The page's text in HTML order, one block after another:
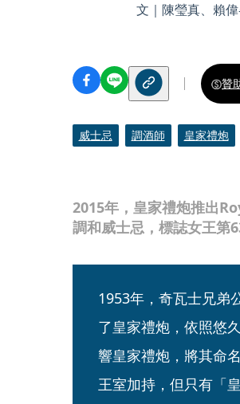
2015年，皇家禮炮推出
調和威士忌，標誌女王第
文｜陳瑩真、賴
贊
威士忌 調酒師 皇家禮炮
1953年，奇瓦士兄弟
了皇家禮炮，依照悠
響皇家禮炮，將其命
王室加持，但只有「